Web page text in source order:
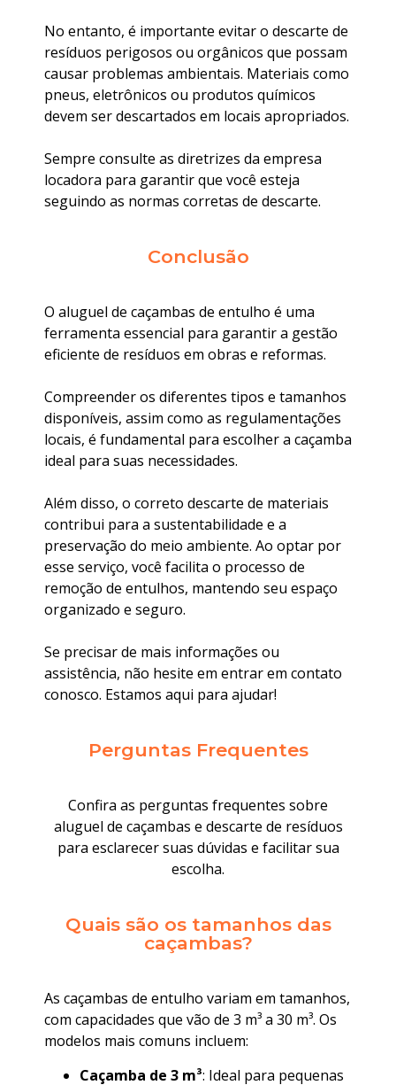
No entanto, é importante evitar o descarte de
resíduos perigosos ou orgânicos que possam
causar problemas ambientais. Materiais como
pneus, eletrônicos ou produtos químicos
devem ser descartados em locais apropriados.
Sempre consulte as diretrizes da empresa
locadora para garantir que você esteja
seguindo as normas corretas de descarte.
Conclusão
O aluguel de caçambas de entulho é uma
ferramenta essencial para garantir a gestão
eficiente de resíduos em obras e reformas.
Compreender os diferentes tipos e tamanhos
disponíveis, assim como as regulamentações
locais, é fundamental para escolher a caçamba
ideal para suas necessidades.
Além disso, o correto descarte de materiais
contribui para a sustentabilidade e a
preservação do meio ambiente. Ao optar por
esse serviço, você facilita o processo de
remoção de entulhos, mantendo seu espaço
organizado e seguro.
Se precisar de mais informações ou
assistência, não hesite em entrar em contato
conosco. Estamos aqui para ajudar!
Perguntas Frequentes
Confira as perguntas frequentes sobre
aluguel de caçambas e descarte de resíduos
para esclarecer suas dúvidas e facilitar sua
escolha.
Quais são os tamanhos das
caçambas?
As caçambas de entulho variam em tamanhos,
com capacidades que vão de 3 m³ a 30 m³. Os
modelos mais comuns incluem:
Caçamba de 3 m³: Ideal para pequenas